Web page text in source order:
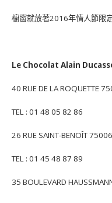
櫥窗就放著2016年情人節限
Le Chocolat Alain
40 RUE DE LA ROQUETTE
TEL : 01 48 05 82 86
26 RUE SAINT-BENOÎT
TEL : 01 45 48 87 89
35 BOULEVARD